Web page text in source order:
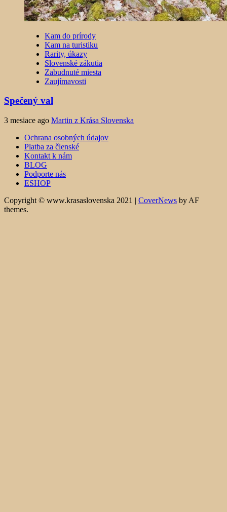
Kam do prírody
Kam na turistiku
Rarity, úkazy
Slovenské zákutia
Zabudnuté miesta
Zaujímavosti
Spečený val
3 mesiace ago Martin z Krása Slovenska
Ochrana osobných údajov
Platba za členské
Kontakt k nám
BLOG
Podporte nás
ESHOP
Copyright © www.krasaslovenska 2021 | CoverNews by AF
themes.